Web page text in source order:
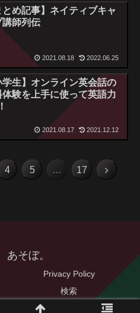
とめ記事】ネイティブキャ
講師列伝
2021.08.18 2022.06.25
学生】オンライン英会話の
体験を上手に使って英語力
2021.08.17 2021.12.12
4 5 … 17
あそぼ。
Privacy Policy
検索